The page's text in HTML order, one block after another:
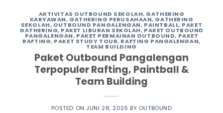
AKTIVITAS OUTBOUND SEKOLAH, GATHERING
KARYAWAN, GATHERING PERUSAHAAN, GATHERING
SEKOLAH, OUTBOUND PANGALENGAN, PAINTBALL, PAKET
GATHERING, PAKET LIBURAN SEKOLAH, PAKET OUTBOUND
PANGALENGAN, PAKET PERMAINAN OUTBOUND, PAKET
RAFTING, PAKET STUDY TOUR, RAFTING PANGALENGAN,
TEAM BUILDING
Paket Outbound Pangalengan
Terpopuler Rafting, Paintball &
Team Building
POSTED ONJUNI 28, 2025 BY OUTBOUND